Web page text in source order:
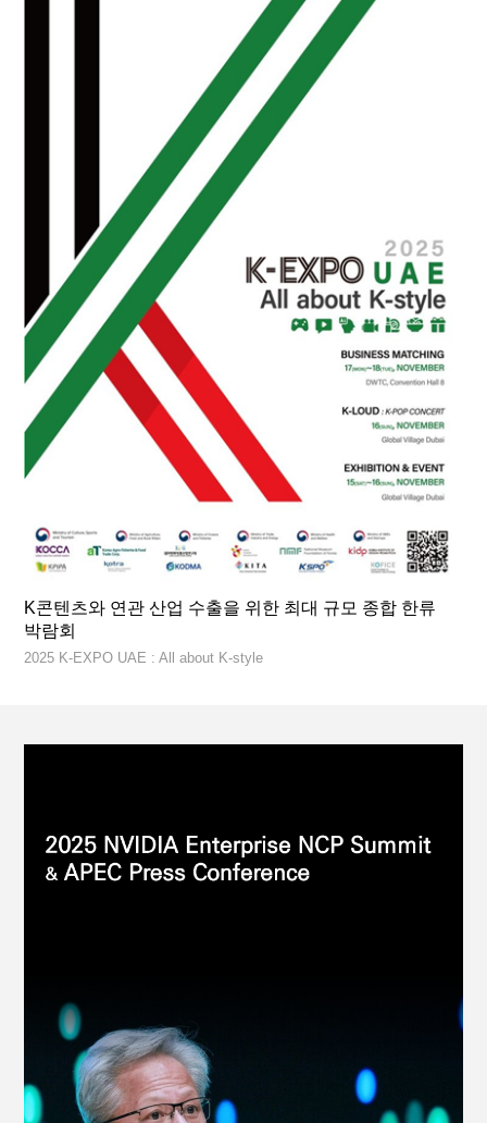
K콘텐츠와 연관 산업 수출을 위한 최대 규모 종합 한류
박람회
2025 K-EXPO UAE : All about K-style